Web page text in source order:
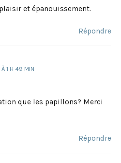
et épanouissement.
Répondre
1 H 49 MIN
que les papillons? Merci
Répondre